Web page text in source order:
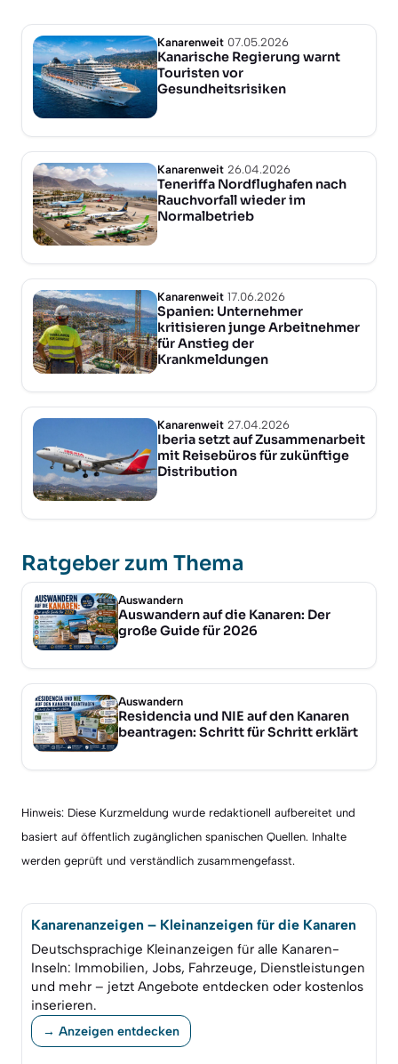
Kanarenweit 07.05.2026
Kanarische Regierung warnt
Touristen vor
Gesundheitsrisiken
Kanarenweit 26.04.2026
Teneriffa Nordflughafen nach
Rauchvorfall wieder im
Normalbetrieb
Kanarenweit 17.06.2026
Spanien: Unternehmer
kritisieren junge Arbeitnehmer
für Anstieg der
Krankmeldungen
Kanarenweit 27.04.2026
Iberia setzt auf Zusammenarbeit
mit Reisebüros für zukünftige
Distribution
Ratgeber zum Thema
Auswandern
Auswandern auf die Kanaren: Der
große Guide für 2026
Auswandern
Residencia und NIE auf den Kanaren
beantragen: Schritt für Schritt erklärt
Hinweis: Diese Kurzmeldung wurde redaktionell aufbereitet und
basiert auf öffentlich zugänglichen spanischen Quellen. Inhalte
werden geprüft und verständlich zusammengefasst.
Kanarenanzeigen – Kleinanzeigen für die Kanaren
Deutschsprachige Kleinanzeigen für alle Kanaren-
Inseln: Immobilien, Jobs, Fahrzeuge, Dienstleistungen
und mehr – jetzt Angebote entdecken oder kostenlos
inserieren.
→ Anzeigen entdecken